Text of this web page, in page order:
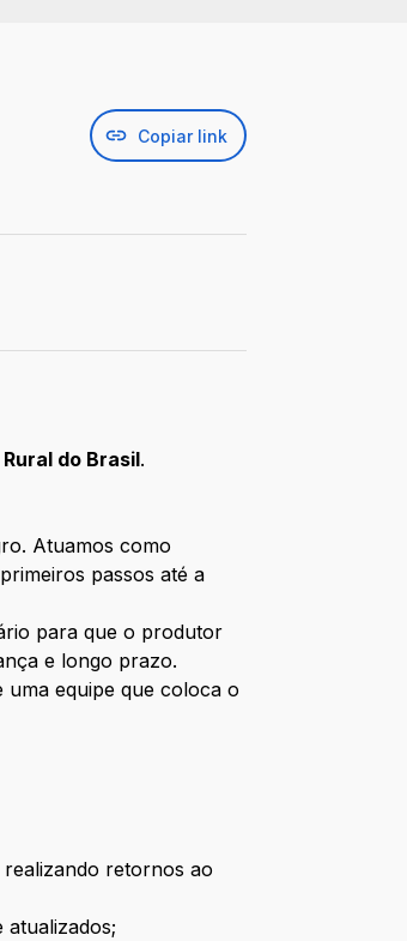
Copiar link
do Brasil.
Atuamos como
passos até a
para que o produtor
e longo prazo.
equipe que coloca o
retornos ao
atualizados;